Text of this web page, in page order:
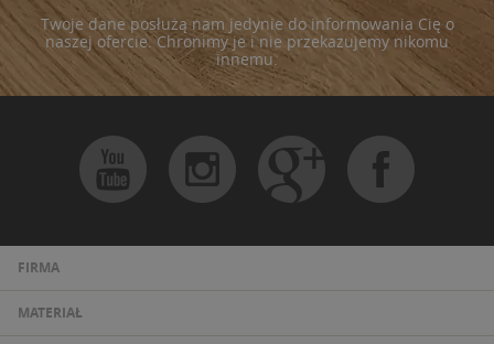
Twoje dane posłużą nam jedynie do informowania Cię o
naszej ofercie. Chronimy je i nie przekazujemy nikomu
innemu.
FIRMA
MATERIAŁ